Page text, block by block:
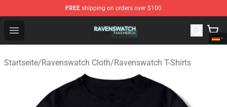
FREE shipping on orders over $100
Open menu
Ravenswatch Shop - Official Ravenswatch Merchandise
Startseite/Ravenswatch Cloth/Ravenswatch T-Shirts